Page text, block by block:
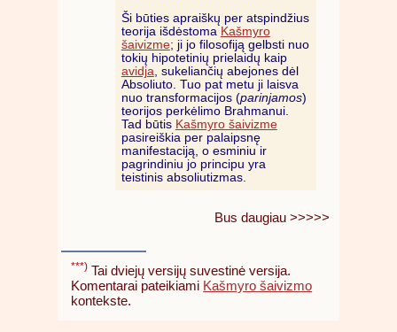
Ši būties apraiškų per atspindžius
teorija išdėstoma Kašmyro
šaivizme; ji jo filosofiją gelbsti nuo
tokių hipotetinių prielaidų kaip
avidja, sukeliančių abejones dėl
Absoliuto. Tuo pat metu ji laisva
nuo transformacijos (parinjamos)
teorijos perkėlimo Brahmanui.
Tad būtis Kašmyro šaivizme
pasireiškia per palaipsnę
manifestaciją, o esminiu ir
pagrindiniu jo principu yra
teistinis absoliutizmas.
Bus daugiau >>>>>
***) Tai dviejų versijų suvestinė versija.
Komentarai pateikiami Kašmyro šaivizmo
kontekste.